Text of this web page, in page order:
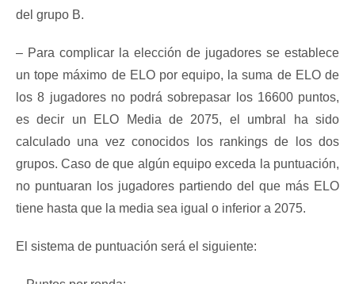
del grupo B.
– Para complicar la elección de jugadores se establece
un tope máximo de ELO por equipo, la suma de ELO de
los 8 jugadores no podrá sobrepasar los 16600 puntos,
es decir un ELO Media de 2075, el umbral ha sido
calculado una vez conocidos los rankings de los dos
grupos. Caso de que algún equipo exceda la puntuación,
no puntuaran los jugadores partiendo del que más ELO
tiene hasta que la media sea igual o inferior a 2075.
El sistema de puntuación será el siguiente: